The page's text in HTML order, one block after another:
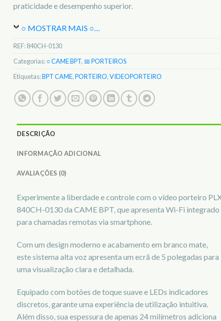
praticidade e desempenho superior.
○ MOSTRAR MAIS ○…
REF:840CH-0130
Categorias:○ CAME BPT, 📅 PORTEIROS
Etiquetas:BPT CAME,PORTEIRO,VIDEOPORTEIRO
DESCRIÇÃO
INFORMAÇÃO ADICIONAL
AVALIAÇÕES (0)
Experimente a liberdade e controle com o vídeo porteiro
840CH-0130 da CAME BPT, que apresenta Wi-Fi integrado
para chamadas remotas via smartphone.
Com um design moderno e acabamento em branco mate,
este sistema alta voz apresenta um ecrã de 5 polegadas para
uma visualização clara e detalhada.
Equipado com botões de toque suave e LEDs indicadores
discretos, garante uma experiência de utilização intuitiva.
Além disso, sua espessura de apenas 24 milímetros adiciona